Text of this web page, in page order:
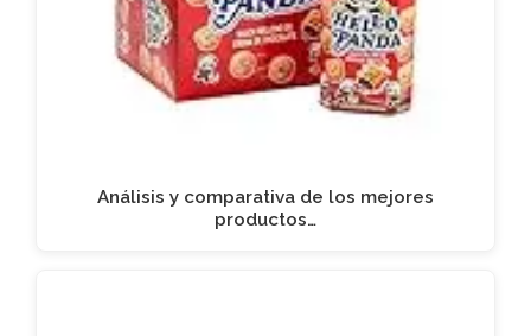
Análisis y comparativa de los mejores
productos…